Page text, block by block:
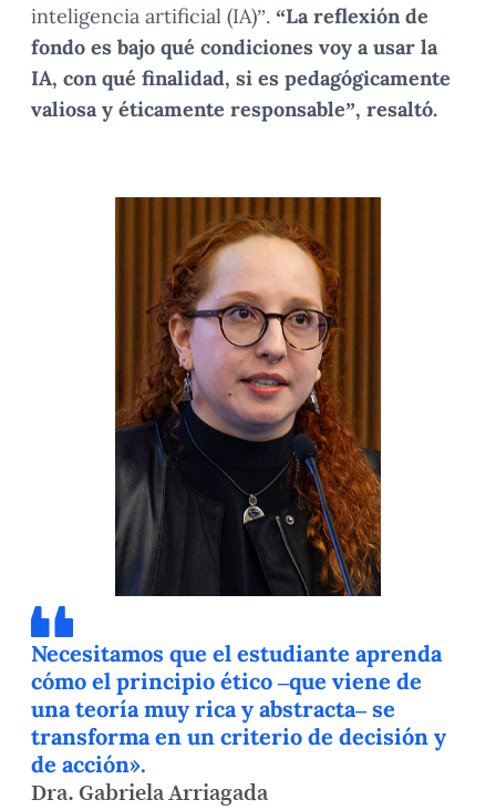
inteligencia artificial (IA)”. “La reflexión de
fondo es bajo qué condiciones voy a usar la
IA, con qué finalidad, si es pedagógicamente
valiosa y éticamente responsable”, resaltó.
Necesitamos que el estudiante aprenda
cómo el principio ético –que viene de
una teoría muy rica y abstracta– se
transforma en un criterio de decisión y
de acción».
Dra. Gabriela Arriagada